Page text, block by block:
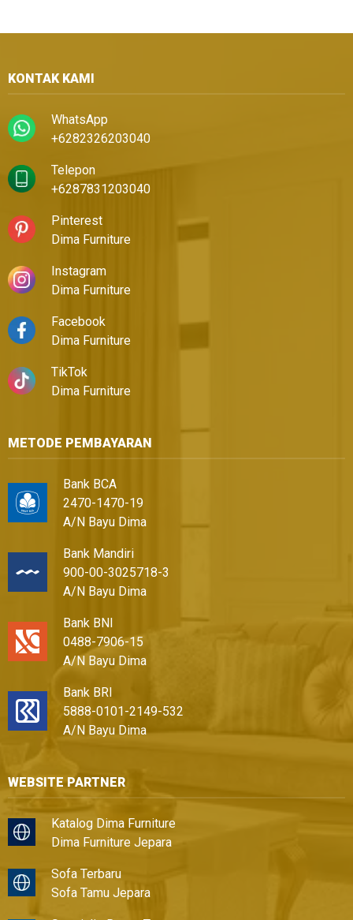
KONTAK KAMI
WhatsApp
+6282326203040
Telepon
+6287831203040
Pinterest
Dima Furniture
Instagram
Dima Furniture
Facebook
Dima Furniture
TikTok
Dima Furniture
METODE PEMBAYARAN
Bank BCA
2470-1470-19
A/N Bayu Dima
Bank Mandiri
900-00-3025718-3
A/N Bayu Dima
Bank BNI
0488-7906-15
A/N Bayu Dima
Bank BRI
5888-0101-2149-532
A/N Bayu Dima
WEBSITE PARTNER
Katalog Dima Furniture
Dima Furniture Jepara
Sofa Terbaru
Sofa Tamu Jepara